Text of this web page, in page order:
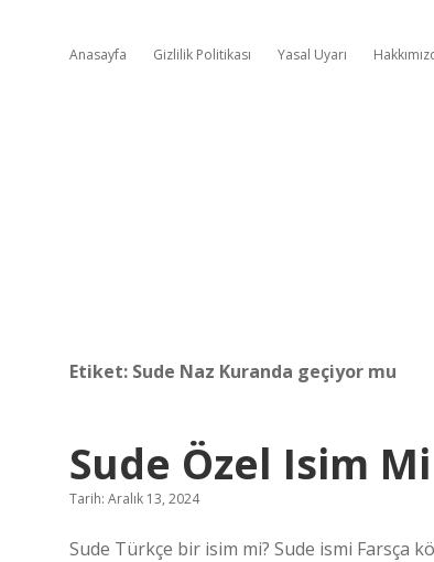
Anasayfa Gizlilik Politikası Yasal Uyarı
Etiket: Sude Naz Kuranda geçiyor mu
Sude Özel Isim Mi
Tarih: Aralık 13, 2024
Sude Türkçe bir isim mi? Sude ismi Farsça